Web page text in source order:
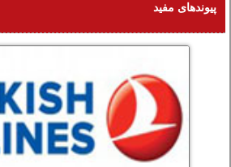
پیوندهای مفید